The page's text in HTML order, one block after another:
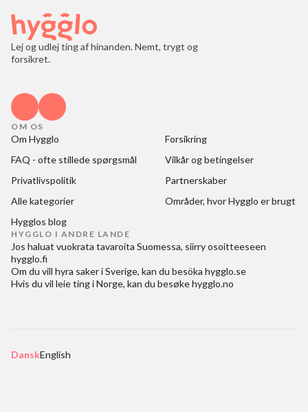
Lej og udlej ting af hinanden. Nemt, trygt og
forsikret.
OM OS
Om Hygglo
Forsikring
FAQ - ofte stillede spørgsmål
Vilkår og betingelser
Privatlivspolitik
Partnerskaber
Alle kategorier
Områder, hvor Hygglo er brugt
Hygglos blog
HYGGLO I ANDRE LANDE
Jos haluat vuokrata tavaroita Suomessa, siirry osoitteeseen
hygglo.fi
Om du vill hyra saker i Sverige, kan du besöka hygglo.se
Hvis du vil leie ting i Norge, kan du besøkehygglo.no
DanskEnglish